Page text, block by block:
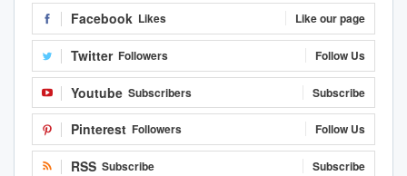
Facebook Likes Like our page
Twitter Followers Follow Us
Youtube Subscribers Subscribe
Pinterest Followers Follow Us
RSS Subscribe Subscribe